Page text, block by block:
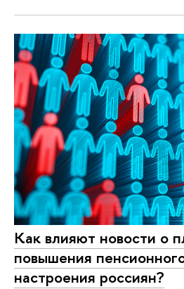
Как влияют новости о
повышения
настроения россиян?